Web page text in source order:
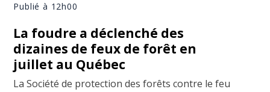
Publié à 12h00
La foudre a déclenché des
dizaines de feux de forêt en
juillet au Québec
La Société de protection des forêts contre le feu